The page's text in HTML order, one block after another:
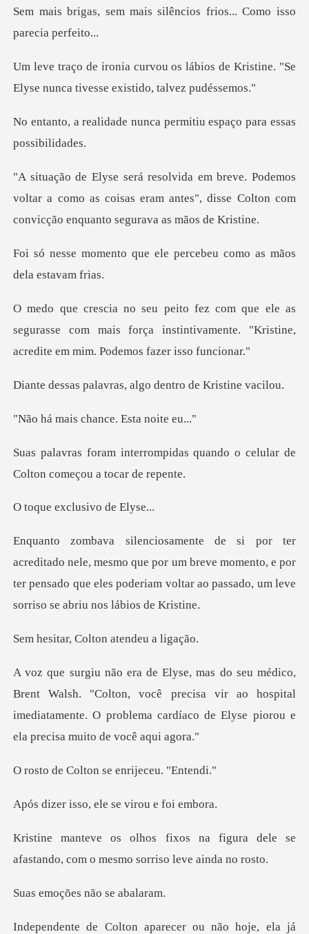
silêncios frios... Como
ábios de Kristine. "Se
Elyse nunca
nunca permitiu espaço pa
s
voltar a como as coisas eram antes", disse Colton
e ele percebeu como as
segurasse com mais força instintivamente. "Kristi
ras, algo dentro de
chance. Est
idas quando o celular de
Colt
clusivo de
smo que por um breve momento, e por
ter pensado que eles poderiam
Colton atende
. "Colton, você precisa vir ao hospital
imediatamente. O problema
ton se enrijec
o, ele se viro
figura dele se
afastando, com o m
es não se
a já